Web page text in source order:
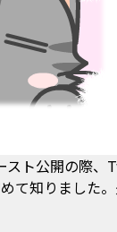
スト公開の際
て知りました